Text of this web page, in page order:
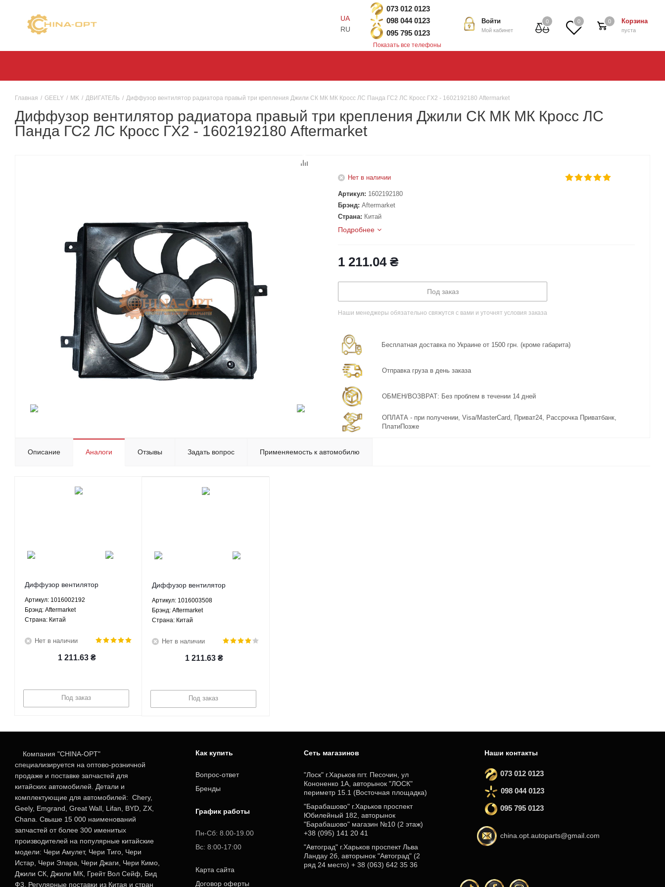
UA
RU
0 0 Корзина
пуста
0
Войти
Мой кабинет
073 012 0123
098 044 0123
095 795 0123
Показать все телефоны
Главная / GEELY / MK / ДВИГАТЕЛЬ / Диффузор вентилятор радиатора правый три крепления Джили СК МК МК Кросс ЛС Панда ГС2 ЛС Кросс ГХ2 - 1602192180 Aftermarket
Диффузор вентилятор радиатора правый три крепления Джили СК МК МК Кросс ЛС
Панда ГС2 ЛС Кросс ГХ2 - 1602192180 Aftermarket
Нет в наличии
Артикул: 1602192180
Брэнд: Aftermarket
Страна: Китай
Подробнее
1 211.04₴
Под заказ
Наши менеджеры обязательно свяжутся с вами и уточнят условия заказа
Бесплатная доставка по Украине от 1500 грн. (кроме габарита)
Отправка груза в день заказа
ОБМЕН/ВОЗВРАТ: Без проблем в течении 14 дней
ОПЛАТА - при получении, Visa/MasterCard, Приват24, Рассрочка Приватбанк,
ПлатиПозже
Описание Аналоги Отзывы Задать вопрос Применяемость к автомобилю
Диффузор вентилятор
крепления Джили СК МК МК
Кросс ЛС Панда ГС2 ЛС Кросс
ГХ2 - 1016002192 Aftermarket
Артикул: 1016002192
Брэнд: Aftermarket
Страна: Китай
Нет в наличии
1 211.63₴
Под заказ
Диффузор вентилятор
крепления Джили СК МК МК
Кросс ЛС Панда ГС2 ЛС Кросс
ГХ2 - 1016003508 Aftermarket
Артикул: 1016003508
Брэнд: Aftermarket
Страна: Китай
Нет в наличии
1 211.63₴
Под заказ
Компания "CHINA-OPT"
специализируется на оптово-розничной
продаже и поставке запчастей для
китайских автомобилей. Детали и
комплектующие для автомобилей: Chery,
Geely, Emgrand, Great Wall, Lifan, BYD, ZX,
Chana. Свыше 15 000 наименований
запчастей от более 300 именитых
производителей на популярные китайские
модели: Чери Амулет, Чери Тиго, Чери
Истар, Чери Элара, Чери Джаги, Чери Кимо,
Джили СК, Джили МК, Грейт Вол Сейф, Бид
Ф3. Регулярные поставки из Китая и стран
Как купить
Вопрос-ответ
Бренды
График работы
Пн-Сб: 8.00-19.00
Вс: 8:00-17:00
Карта сайта
Договор оферты
Cеть магазинов
"Лоск" г.Харьков пгт. Песочин, ул
Кононенко 1А, авторынок "ЛОСК"
периметр 15.1 (Восточная площадка)
"Барабашово" г.Харьков проспект
Юбилейный 182, авторынок
"Барабашово" магазин №10 (2 этаж)
+38 (095) 141 20 41
"Автоград" г.Харьков проспект Льва
Ландау 2б, авторынок "Автоград" (2
ряд 24 место) + 38 (063) 642 35 36
Наши контакты
073 012 0123
098 044 0123
095 795 0123
china.opt.autoparts@gmail.com